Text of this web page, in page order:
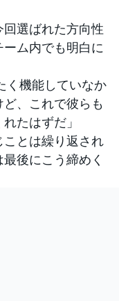
選ばれた方向性
ム内でも明白に
く機能していなか
、これで彼らも
たはずだ」
とは繰り返され
後にこう締めく